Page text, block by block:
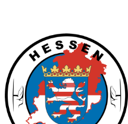
Die
Optionen
können
auf
der
Produktseite
gewählt
werden